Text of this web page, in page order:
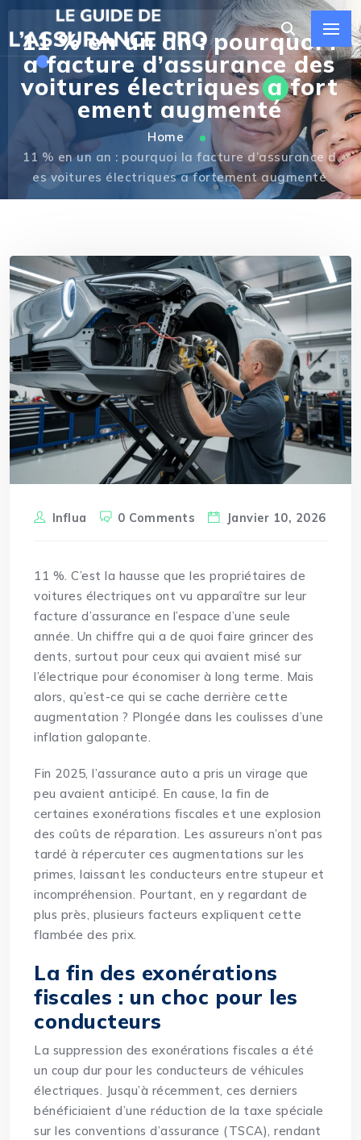
11 % en un an : pourquoi l
a facture d’assurance des
voitures électriques a fort
ement augmenté
Home
11 % en un an : pourquoi la facture d’assurance d
es voitures électriques a fortement augmenté
Influa 0 Comments Janvier 10, 2026
11 %. C’est la hausse que les propriétaires de
voitures électriques ont vu apparaître sur leur
facture d’assurance en l’espace d’une seule
année. Un chiffre qui a de quoi faire grincer des
dents, surtout pour ceux qui avaient misé sur
l’électrique pour économiser à long terme. Mais
alors, qu’est-ce qui se cache derrière cette
augmentation ? Plongée dans les coulisses d’une
inflation galopante.
Fin 2025, l’assurance auto a pris un virage que
peu avaient anticipé. En cause, la fin de
certaines exonérations fiscales et une explosion
des coûts de réparation. Les assureurs n’ont pas
tardé à répercuter ces augmentations sur les
primes, laissant les conducteurs entre stupeur et
incompréhension. Pourtant, en y regardant de
plus près, plusieurs facteurs expliquent cette
flambée des prix.
La fin des exonérations
fiscales : un choc pour les
conducteurs
La suppression des exonérations fiscales a été
un coup dur pour les conducteurs de véhicules
électriques. Jusqu’à récemment, ces derniers
bénéficiaient d’une réduction de la taxe spéciale
sur les conventions d’assurance (TSCA), rendant